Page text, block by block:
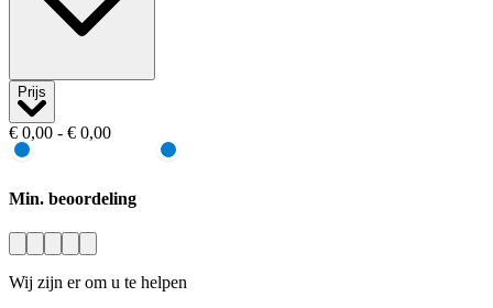
Prijs
€ 0,00 - € 0,00
Min. beoordeling
Wij zijn er om u te helpen